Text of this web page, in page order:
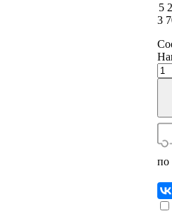
5
3
по